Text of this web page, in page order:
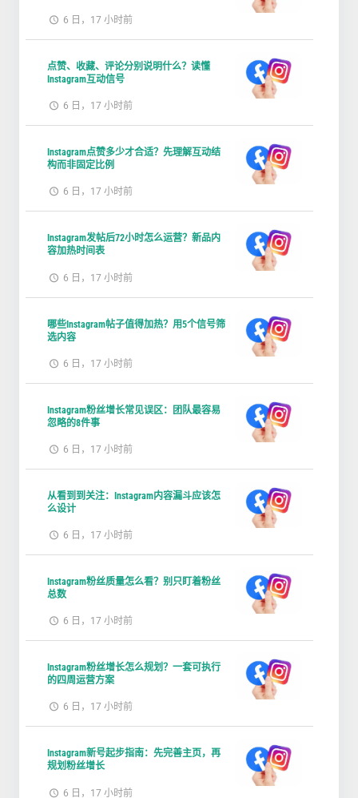
6 日，17 小时前
点赞、收藏、评论分别说明什么？读懂
Instagram互动信号
6 日，17 小时前
Instagram点赞多少才合适？先理解互动结
构而非固定比例
6 日，17 小时前
Instagram发帖后72小时怎么运营？新品内
容加热时间表
6 日，17 小时前
哪些Instagram帖子值得加热？用5个信号筛
选内容
6 日，17 小时前
Instagram粉丝增长常见误区：团队最容易
忽略的8件事
6 日，17 小时前
从看到到关注：Instagram内容漏斗应该怎
么设计
6 日，17 小时前
Instagram粉丝质量怎么看？别只盯着粉丝
总数
6 日，17 小时前
Instagram粉丝增长怎么规划？一套可执行
的四周运营方案
6 日，17 小时前
Instagram新号起步指南：先完善主页，再
规划粉丝增长
6 日，17 小时前